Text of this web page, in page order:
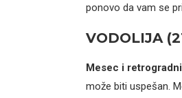
ponovo da vam se
VODOLIJA
Mesec i
može biti uspešan.